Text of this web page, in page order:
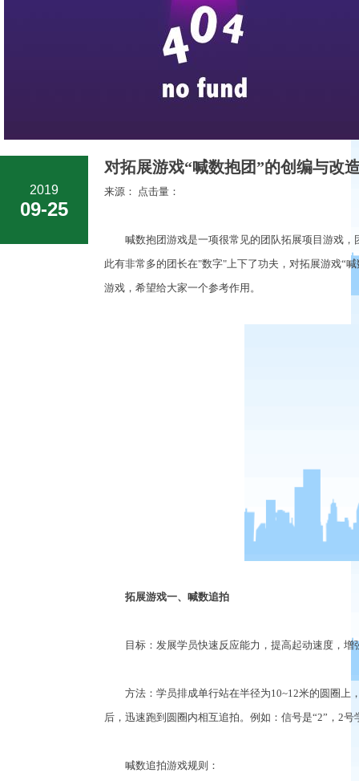
2019
09-25
对拓展游戏“喊数抱团”的创编与改
来源： 点击量：
喊数抱团游戏是一项很常见的团队拓展项目游戏，
此有非常多的团长在"数字"上下了功夫，对拓展游戏“
游戏，希望给大家一个参考作用。
拓展游戏一、喊数追拍
目标：发展学员快速反应能力，提高起动速度，增
方法：学员排成单行站在半径为10~12米的圆圈上
后，迅速跑到圆圈内相互追拍。例如：信号是“2”，2
喊数追拍游戏规则：